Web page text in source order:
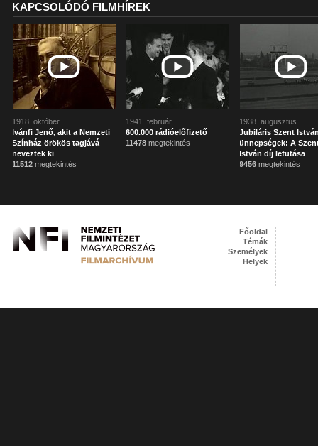
KAPCSOLÓDÓ FILMHÍREK
1918. október
Ivánfi Jenő, akit a Nemzeti
Színház örökös tagjává
neveztek ki
11512 megtekintés
1941. február
600.000 rádióelőfizető
11478 megtekintés
1938. augusztus
Jubiláris Szent
ünnepségek: A
István díj lefutása
9456 megtekintés
Főoldal
Témák
Személyek
Helyek